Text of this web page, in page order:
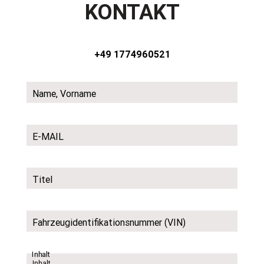
KONTAKT
+49 1774960521
Name, Vorname
E-MAIL
Titel
Fahrzeugidentifikationsnummer (VIN)
Inhalt